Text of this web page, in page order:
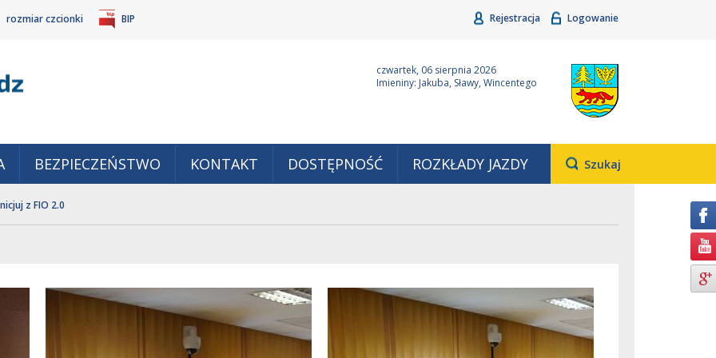
rozmiar czcionki BIP Rejestracja Logowanie
czwartek, 06 sierpnia 2026
Imieniny: Jakuba, Sławy, Wincentego
BEZPIECZEŃSTWO KONTAKT DOSTĘPNOŚĆ ROZKŁADY JAZDY Szukaj
z FIO 2.0